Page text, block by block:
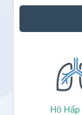
Hô Hấp